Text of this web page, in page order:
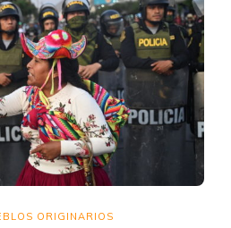
ORIGINARIOS